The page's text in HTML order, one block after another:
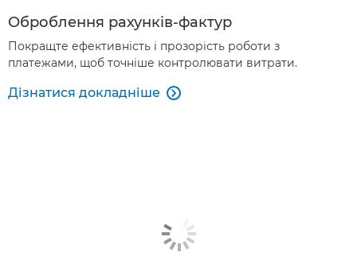
Оброблення рахунків-фактур
Покращте ефективність і прозорість роботи з
платежами, щоб точніше контролювати витрати.
Дізнатися докладніше 